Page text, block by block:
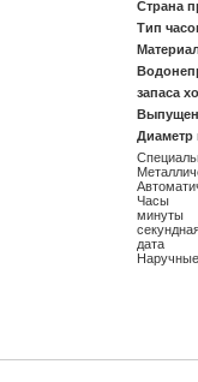
Страна
Тип
запаса
Диаметр
Часы
минуты
дата